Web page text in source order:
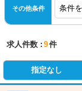
その他条件
求人件数 : 9件
指定なし